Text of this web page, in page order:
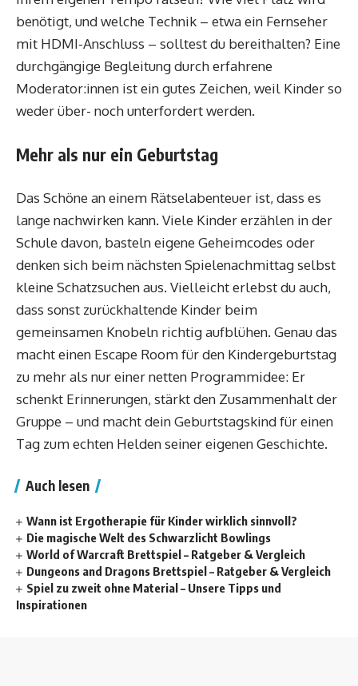
benötigt, und welche Technik – etwa ein Fernseher
mit HDMI-Anschluss – solltest du bereithalten? Eine
durchgängige Begleitung durch erfahrene
Moderator:innen ist ein gutes Zeichen, weil Kinder so
weder über- noch unterfordert werden.
Mehr als nur ein Geburtstag
Das Schöne an einem Rätselabenteuer ist, dass es
lange nachwirken kann. Viele Kinder erzählen in der
Schule davon, basteln eigene Geheimcodes oder
denken sich beim nächsten Spielenachmittag selbst
kleine Schatzsuchen aus. Vielleicht erlebst du auch,
dass sonst zurückhaltende Kinder beim
gemeinsamen Knobeln richtig aufblühen. Genau das
macht einen Escape Room für den Kindergeburtstag
zu mehr als nur einer netten Programmidee: Er
schenkt Erinnerungen, stärkt den Zusammenhalt der
Gruppe – und macht dein Geburtstagskind für einen
Tag zum echten Helden seiner eigenen Geschichte.
Auch lesen
Wann ist Ergotherapie für Kinder wirklich sinnvoll?
Die magische Welt des Schwarzlicht Bowlings
World of Warcraft Brettspiel – Ratgeber & Vergleich
Dungeons and Dragons Brettspiel – Ratgeber & Vergleich
Spiel zu zweit ohne Material – Unsere Tipps und
Inspirationen